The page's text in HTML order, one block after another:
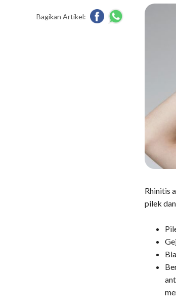
Bagikan Artikel:
Rhinitis
pilek